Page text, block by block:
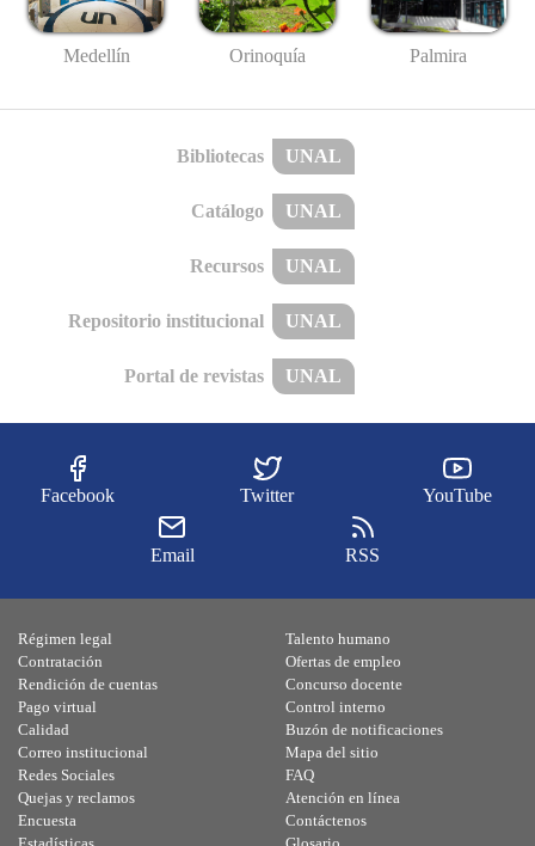
Medellín Orinoquía Palmira
Bibliotecas UNAL
Catálogo UNAL
Recursos UNAL
Repositorio institucional UNAL
Portal de revistas UNAL
Facebook Twitter YouTube
Email RSS
Régimen legal
Contratación
Rendición de cuentas
Pago virtual
Calidad
Talento humano
Ofertas de empleo
Concurso docente
Control interno
Buzón de notificaciones
Correo institucional
Redes Sociales
Quejas y reclamos
Encuesta
Mapa del sitio
FAQ
Atención en línea
Contáctenos